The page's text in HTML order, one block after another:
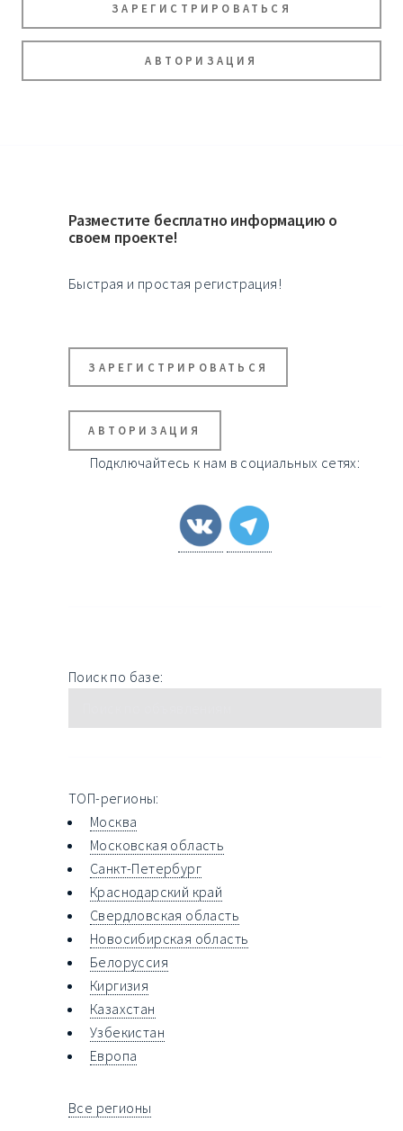
ЗАРЕГИСТРИРОВАТЬСЯ
АВТОРИЗАЦИЯ
Разместите бесплатно информацию о
своем проекте!
Быстрая и простая регистрация!
ЗАРЕГИСТРИРОВАТЬСЯ
АВТОРИЗАЦИЯ
Подключайтесь к нам в социальных сетях:
Поиск по базе:
ТОП-регионы:
Москва
Московская область
Санкт-Петербург
Краснодарский край
Свердловская область
Новосибирская область
Белоруссия
Киргизия
Казахстан
Узбекистан
Европа
Все регионы